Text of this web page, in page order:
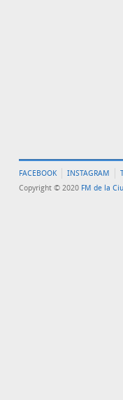
FACEBOOK INSTAGRAM
Copyright © 2020 FM de la